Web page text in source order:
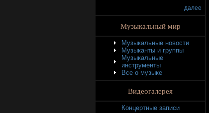
далее
Музыкальный мир
Музыкальные новости
Музыканты и группы
Музыкальные
инструменты
Все о музыке
Видеогалерея
Концертные записи